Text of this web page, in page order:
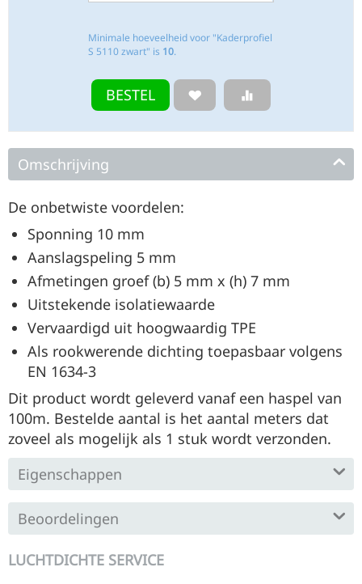
Minimale hoeveelheid voor "Kaderprofiel
S 5110 zwart" is 10.
BESTEL
Omschrijving
De onbetwiste voordelen:
Sponning 10 mm
Aanslagspeling 5 mm
Afmetingen groef (b) 5 mm x (h) 7 mm
Uitstekende isolatiewaarde
Vervaardigd uit hoogwaardig TPE
Als rookwerende dichting toepasbaar volgens
EN 1634-3
Dit product wordt geleverd vanaf een haspel van
100m. Bestelde aantal is het aantal meters dat
zoveel als mogelijk als 1 stuk wordt verzonden.
Eigenschappen
Beoordelingen
LUCHTDICHTE SERVICE